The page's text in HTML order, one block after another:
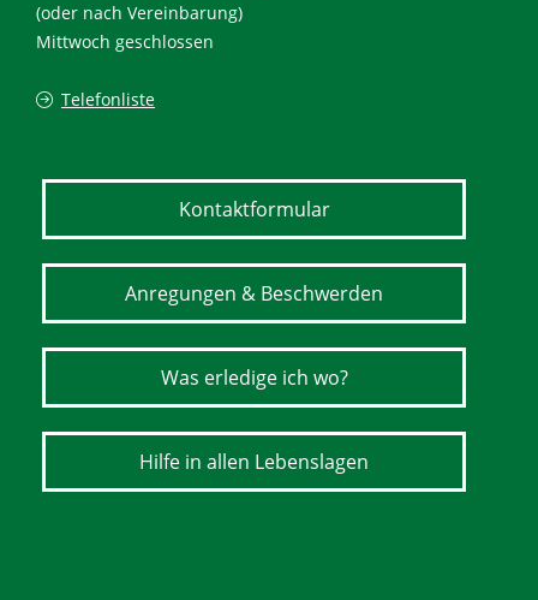
(oder nach Vereinbarung)
Mittwoch geschlossen
Telefonliste
Kontaktformular
Anregungen & Beschwerden
Was erledige ich wo?
Hilfe in allen Lebenslagen